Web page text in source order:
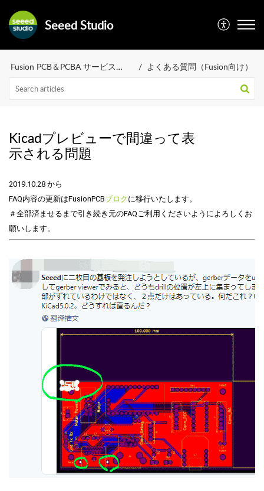
Seeed Studio
Fusion PCB＆PCBA サービス（FAQ） よくある質問（Fusion向け）
Kicadプレビューで間違って表
示される問題
2019.10.28 から
FAQ内容の更新はFusionPCBブロク に移行いたします。
＃全部済ませるまで引き続き元のFAQご利用くださいようによろしくお